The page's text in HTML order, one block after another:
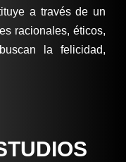
a través de un
racionales, éticos,
la felicidad,